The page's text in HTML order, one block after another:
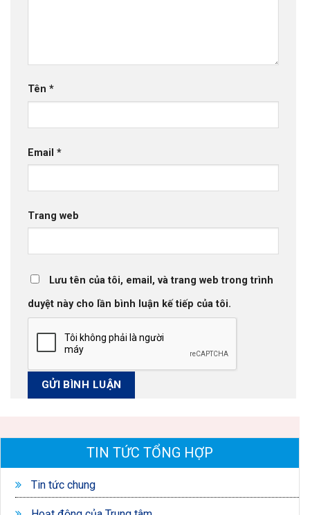
Tên *
Email *
Trang web
Lưu tên của tôi, email, và trang web trong trình
duyệt này cho lần bình luận kế tiếp của tôi.
TIN TỨC TỔNG HỢP
Tin tức chung